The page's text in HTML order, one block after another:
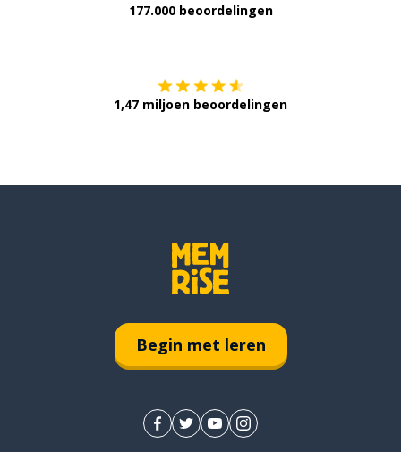
177.000 beoordelingen
1,47 miljoen beoordelingen
Begin met leren